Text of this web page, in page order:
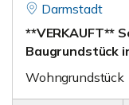
Darmstadt
**VERKAUFT**
Baugrundstück
Wohngrundstück